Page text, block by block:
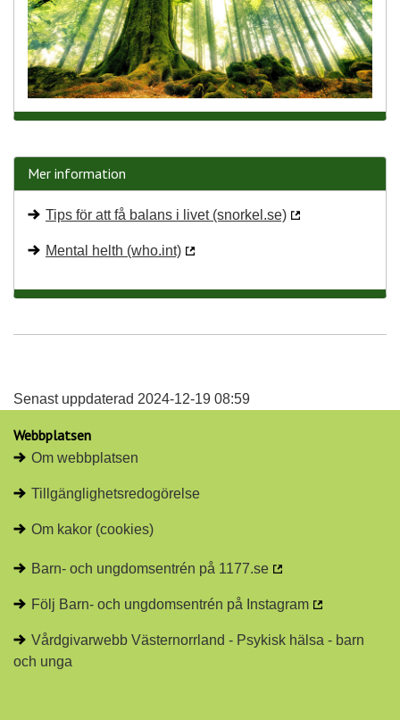
Mer information
Tips för att få balans i livet (snorkel.se)
Mental helth (who.int)
Senast uppdaterad 2024-12-19 08:59
Webbplatsen
Om webbplatsen
Tillgänglighetsredogörelse
Om kakor (cookies)
Barn- och ungdomsentrén på 1177.se
Följ Barn- och ungdomsentrén på Instagram
Vårdgivarwebb Västernorrland - Psykisk hälsa - barn
och unga